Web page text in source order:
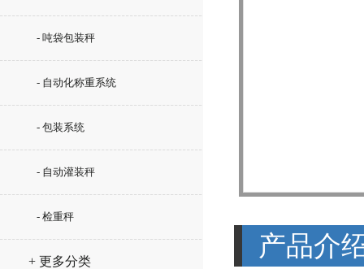
- 吨袋包装秤
- 自动化称重系统
- 包装系统
- 自动灌装秤
- 检重秤
+ 更多分类
产品介